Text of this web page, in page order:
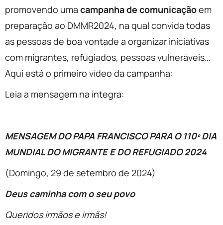
promovendo uma campanha de comunicaçãoem
preparação ao DMMR2024, na qual convida todas
as pessoas de boa vontade a organizar iniciativas
com migrantes, refugiados, pessoas vulneráveis…
Aqui está o primeiro vídeo da campanha:
Leia a mensagem na íntegra:
MENSAGEM DO PAPA FRANCISCO PARA O 110º DIA
MUNDIAL DO MIGRANTE E DO REFUGIADO 2024
(Domingo, 29 de setembro de 2024)
Deus caminha com o seu povo
Queridos irmãos e irmãs!